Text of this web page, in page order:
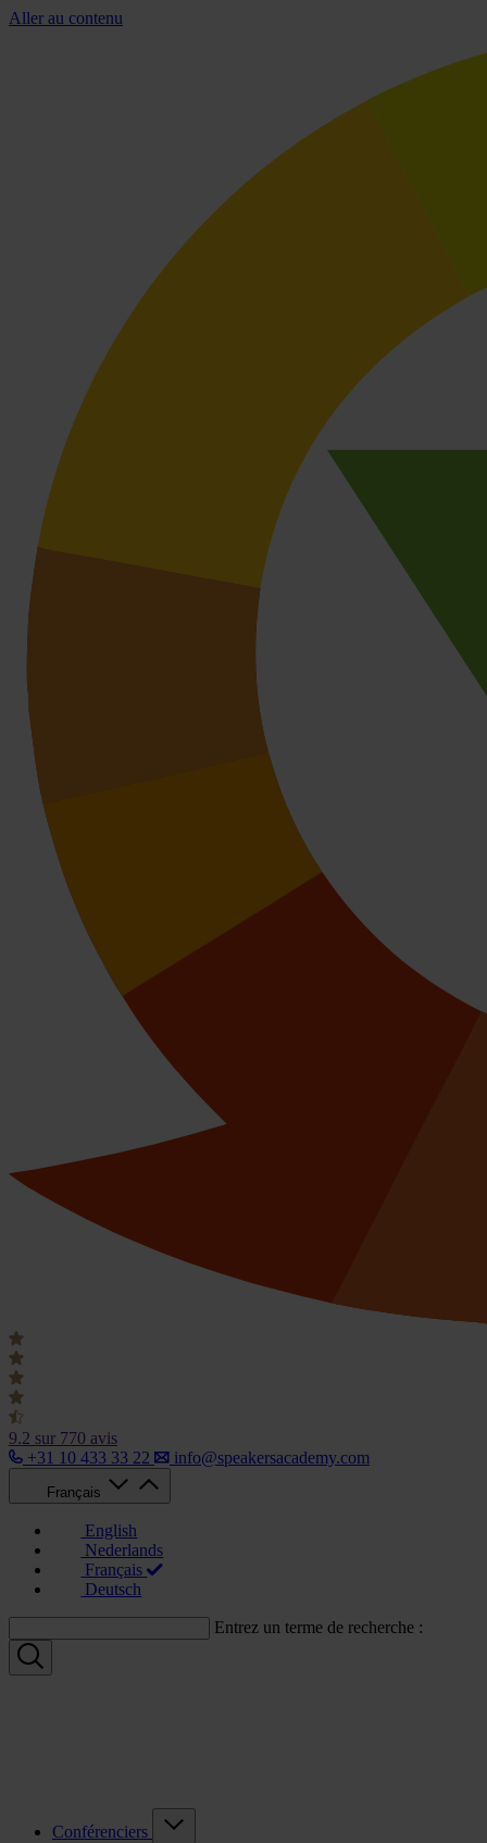
Aller au contenu
9.2 sur 770 avis
+31 10 433 33 22
info@speakersacademy.com
Français
English
Nederlands
Français
Deutsch
Entrez un terme de recherche :
Conférenciers